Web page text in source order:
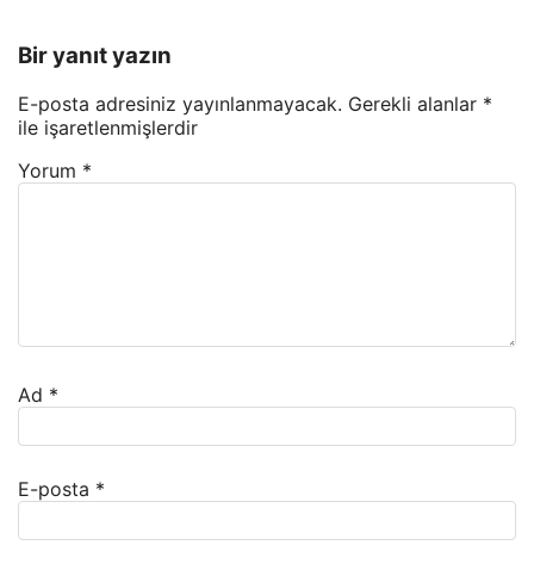
Bir yanıt yazın
E-posta adresiniz yayınlanmayacak. Gerekli alanlar *
ile işaretlenmişlerdir
Yorum *
Ad *
E-posta *